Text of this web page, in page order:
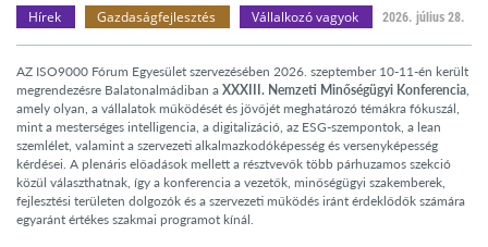
Hírek Gazdaságfejlesztés Vállalkozó vagyok 2026. július 28.
AZ ISO9000 Fórum Egyesület szervezésében 2026. szeptember 10-11-én került
megrendezésre Balatonalmádiban a XXXIII. Nemzeti Minőségügyi Konferencia,
amely olyan, a vállalatok működését és jövőjét meghatározó témákra fókuszál,
mint a mesterséges intelligencia, a digitalizáció, az ESG-szempontok, a lean
szemlélet, valamint a szervezeti alkalmazkodóképesség és versenyképesség
kérdései. A plenáris előadások mellett a résztvevők több párhuzamos szekció
közül választhatnak, így a konferencia a vezetők, minőségügyi szakemberek,
fejlesztési területen dolgozók és a szervezeti működés iránt érdeklődők számára
egyaránt értékes szakmai programot kínál.